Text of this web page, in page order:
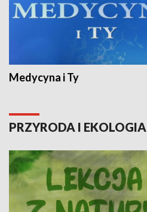
Medycyna i Ty
PRZYRODA I EKOLOGIA